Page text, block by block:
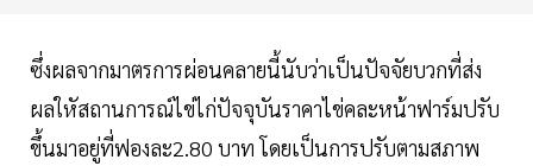
ซึ่งผลจากมาตรการผ่อนคลายนี้นับว่าเป็นปัจจัยบวกที่ส่ง
ผลใหัสถานการณ์ไข่ไก่ปัจจุบันราคาไข่คละหน้าฟาร์มปรับ
ขึ้นมาอยู่ที่ฟองละ2.80 บาท โดยเป็นการปรับตามสภาพ